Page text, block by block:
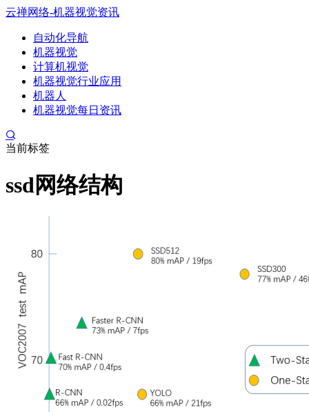
云禅网络-机器视觉资讯
自动化导航
机器视觉
计算机视觉
机器视觉行业应用
机器人
机器视觉每日资讯
当前标签
ssd网络结构